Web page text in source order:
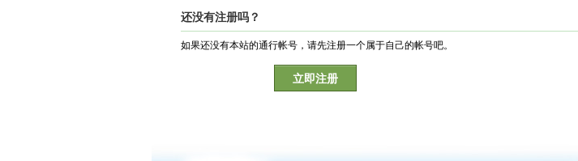
还没有注册吗？
如果还没有本站的通行帐号，请先注册一个属于自己的帐号吧。
立即注册